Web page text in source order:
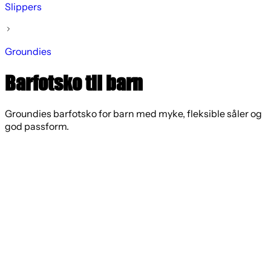
Slippers
Groundies
Barfotsko til barn
Groundies barfotsko for barn med myke, fleksible såler og
god passform.